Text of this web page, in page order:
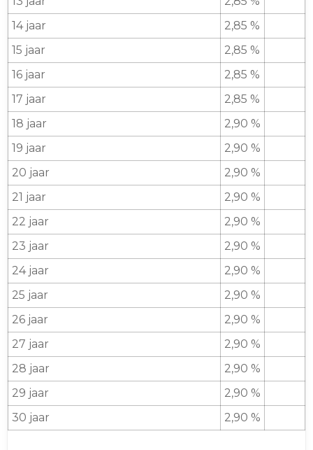
14 jaar
2,85 %
15 jaar
2,85 %
16 jaar
2,85 %
17 jaar
2,85 %
18 jaar
2,90 %
19 jaar
2,90 %
20 jaar
2,90 %
21 jaar
2,90 %
22 jaar
2,90 %
23 jaar
2,90 %
24 jaar
2,90 %
25 jaar
2,90 %
26 jaar
2,90 %
27 jaar
2,90 %
28 jaar
2,90 %
29 jaar
2,90 %
30 jaar
2,90 %